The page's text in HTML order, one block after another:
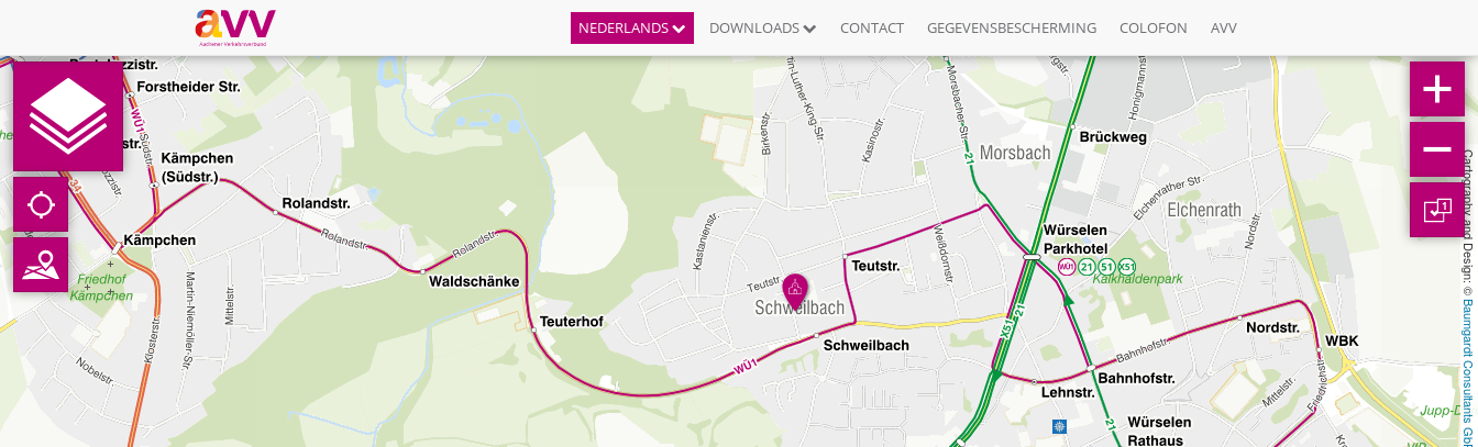
NEDERLANDS DOWNLOADS CONTACT GEGEVENSBESCHERMING COLOFON AVV
Cartography and Design: ©
Baumgardt Consultants GbR
1